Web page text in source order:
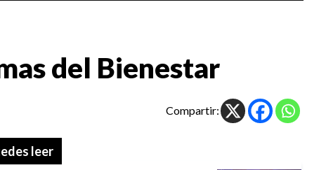
del Bienestar
Compartir:
leer